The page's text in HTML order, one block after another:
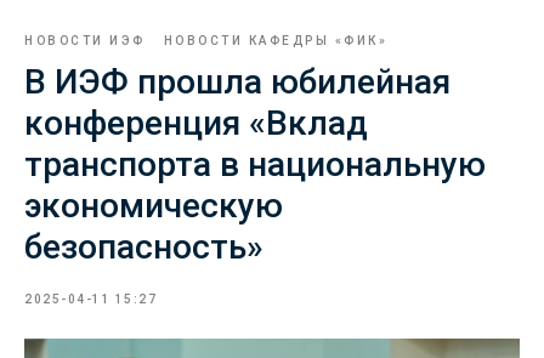
НОВОСТИ ИЭФ НОВОСТИ КАФЕДРЫ «ФИК»
В ИЭФ прошла юбилейная
конференция «Вклад
транспорта в национальную
экономическую
безопасность»
2025-04-11 15:27